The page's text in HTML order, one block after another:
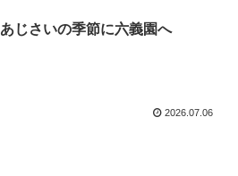
あじさいの季節に六義園へ
2026.07.06